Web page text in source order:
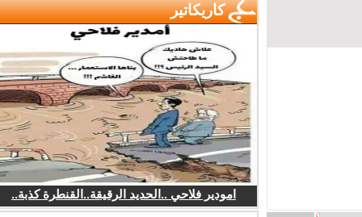
كاريكاتير
امودير فلاحي ..الحديد الرقيقة..القنطرة كذبة..